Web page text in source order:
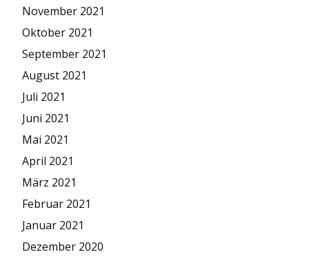
November 2021
Oktober 2021
September 2021
August 2021
Juli 2021
Juni 2021
Mai 2021
April 2021
März 2021
Februar 2021
Januar 2021
Dezember 2020